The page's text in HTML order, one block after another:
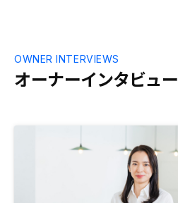
オーナーインタビュー
OWNER INTERVIEWS